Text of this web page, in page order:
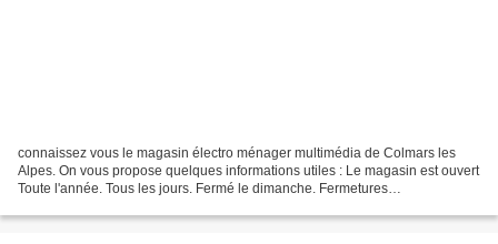
connaissez vous le magasin électro ménager multimédia de Colmars les
Alpes. On vous propose quelques informations utiles : Le magasin est ouvert
Toute l'année. Tous les jours. Fermé le dimanche. Fermetures